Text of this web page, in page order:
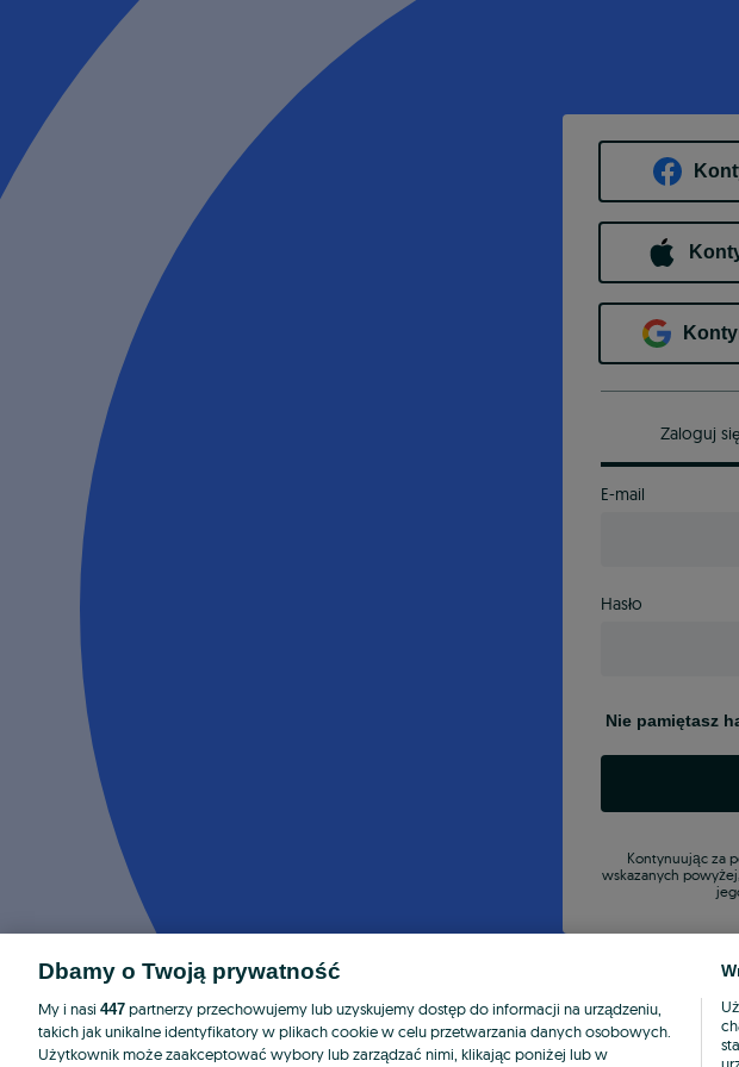
Zaloguj się
E-mail
Hasło
Nie pamiętasz
Kontynuując za
wskazanych
Dbamy o Twoją prywatność
My i nasi 447 partnerzy przechowujemy lub uzyskujemy dostęp do informacji na urządzeniu,
takich jak unikalne identyfikatory w plikach cookie w celu przetwarzania danych osobowych.
Użytkownik może zaakceptować wybory lub zarządzać nimi, klikając poniżej lub w